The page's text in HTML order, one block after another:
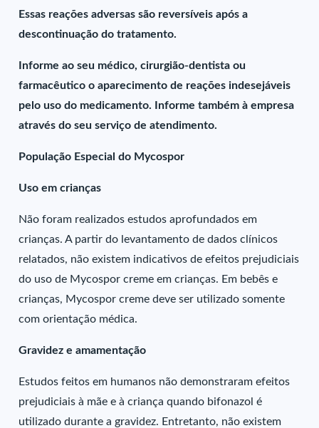
Essas reações adversas são reversíveis após a
descontinuação do tratamento.
Informe ao seu médico, cirurgião-dentista ou
farmacêutico o aparecimento de reações indesejáveis
pelo uso do medicamento. Informe também à empresa
através do seu serviço de atendimento.
População Especial do Mycospor
Uso em crianças
Não foram realizados estudos aprofundados em
crianças. A partir do levantamento de dados clínicos
relatados, não existem indicativos de efeitos prejudiciais
do uso de Mycospor creme em crianças. Em bebês e
crianças, Mycospor creme deve ser utilizado somente
com orientação médica.
Gravidez e amamentação
Estudos feitos em humanos não demonstraram efeitos
prejudiciais à mãe e à criança quando bifonazol é
utilizado durante a gravidez. Entretanto, não existem